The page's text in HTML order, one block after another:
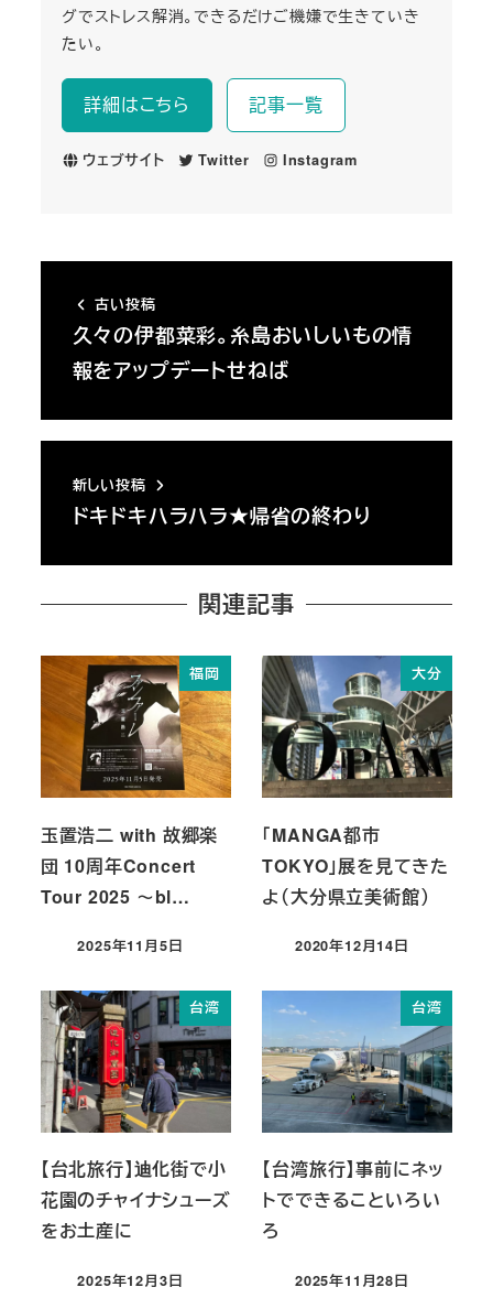
グでストレス解消。できるだけご機嫌で生きていき
たい。
詳細はこちら 記事一覧
ウェブサイト Twitter Instagram
古い投稿
久々の伊都菜彩。糸島おいしいもの情
報をアップデートせねば
新しい投稿
ドキドキハラハラ★帰省の終わり
関連記事
福岡
玉置浩二 with 故郷楽
団 10周年Concert
Tour 2025 ～bl…
投稿日
2025年11月5日
大分
「MANGA都市
TOKYO」展を見てきた
よ（大分県立美術館）
投稿日
2020年12月14日
台湾
【台北旅行】迪化街で小
花園のチャイナシューズ
をお土産に
投稿日
2025年12月3日
台湾
【台湾旅行】事前にネッ
トでできることいろい
ろ
投稿日
2025年11月28日